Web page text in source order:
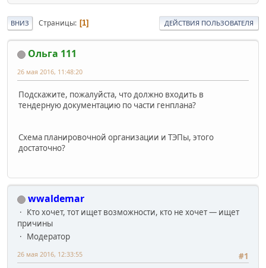
ВНИЗ Страницы 1 ДЕЙСТВИЯ ПОЛЬЗОВАТЕЛЯ
Ольга 111
26 мая 2016, 11:48:20
Подскажите, пожалуйста, что должно входить в
тендерную документацию по части генплана?
Схема планировочной организации и ТЭПы, этого
достаточно?
wwaldemar
Кто хочет, тот ищет возможности, кто не хочет — ищет
причины
Модератор
#1
26 мая 2016, 12:33:55